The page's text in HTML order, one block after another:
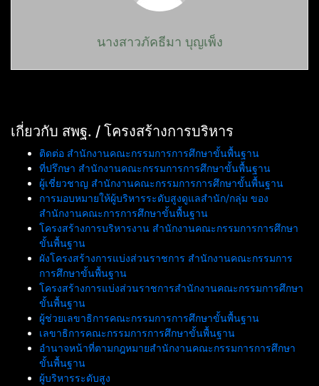
นางสาวภัคธีมา บุญเพ็ง
เกี่ยวกับ สพฐ. / โครงสร้างการบริหาร
ติดต่อ สำนักงานคณะกรรมการการศึกษาขั้นพื้นฐาน
ที่ปรึกษา สำนักงานคณะกรรมการการศึกษาขั้นพื้นฐาน
ผู้เชี่ยวชาญ สำนักงานคณะกรรมการการศึกษาขั้นพื้นฐาน
การมอบหมายให้ผู้บริหารระดับสูงดูแลสำนัก/กลุ่ม ของ
สำนักงานคณะการการศึกษาขั้นพื้นฐาน
โครงสร้างการบริหารงาน สำนักงานคณะกรรมการการศึกษา
ขั้นพื้นฐาน
ผังโครงสร้างการแบ่งส่วนราชการ สำนักงานคณะกรรมการ
การศึกษาขั้นพื้นฐาน
โครงสร้างการแบ่งส่วนราชการสำนักงานคณะกรรมการศึกษา
ขั้นพื้นฐาน
ผู้ช่วยเลขาธิการคณะกรรมการการศึกษาขั้นพื้นฐาน
เลขาธิการคณะกรรมการการศึกษาขั้นพื้นฐาน
อำนาจหน้าที่ตามกฎหมายสำนักงานคณะกรรมการการศึกษา
ขั้นพื้นฐาน
ผู้บริหารระดับสูง